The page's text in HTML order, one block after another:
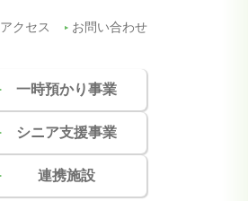
アクセス お問い合わせ
一時預かり事業
シニア支援事業
連携施設